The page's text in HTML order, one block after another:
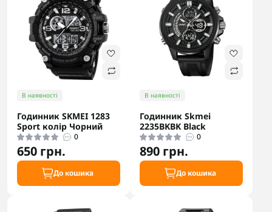
В наявності
Годинник SKMEI 1283
Sport колір Чорний
0
650 грн.
До кошика
В наявності
Годинник Skmei
2235BKBK Black
0
890 грн.
До кошика